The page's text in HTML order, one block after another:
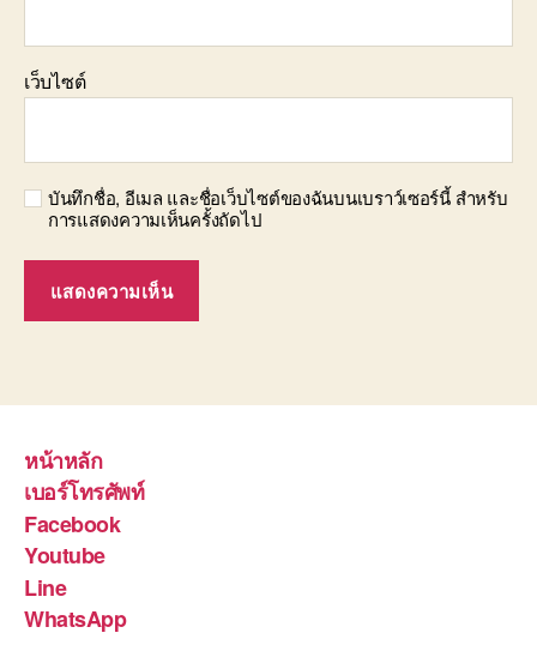
เว็บไซต์
บันทึกชื่อ, อีเมล และชื่อเว็บไซต์ของฉันบนเบราว์เซอร์นี้ สำหรับ
การแสดงความเห็นครั้งถัดไป
หน้าหลัก
เบอร์โทรศัพท์
Facebook
Youtube
Line
WhatsApp